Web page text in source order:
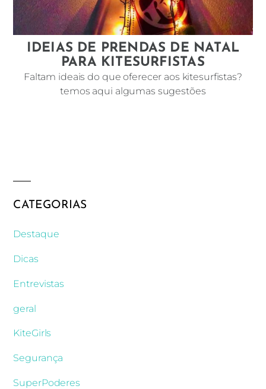
IDEIAS DE PRENDAS DE NATAL
PARA KITESURFISTAS
Faltam ideais do que oferecer aos kitesurfistas?
temos aqui algumas sugestões
CATEGORIAS
Destaque
Dicas
Entrevistas
geral
KiteGirls
Segurança
SuperPoderes